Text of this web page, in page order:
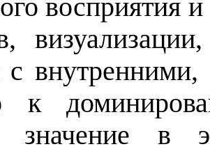
восприятия
с
к
значение в